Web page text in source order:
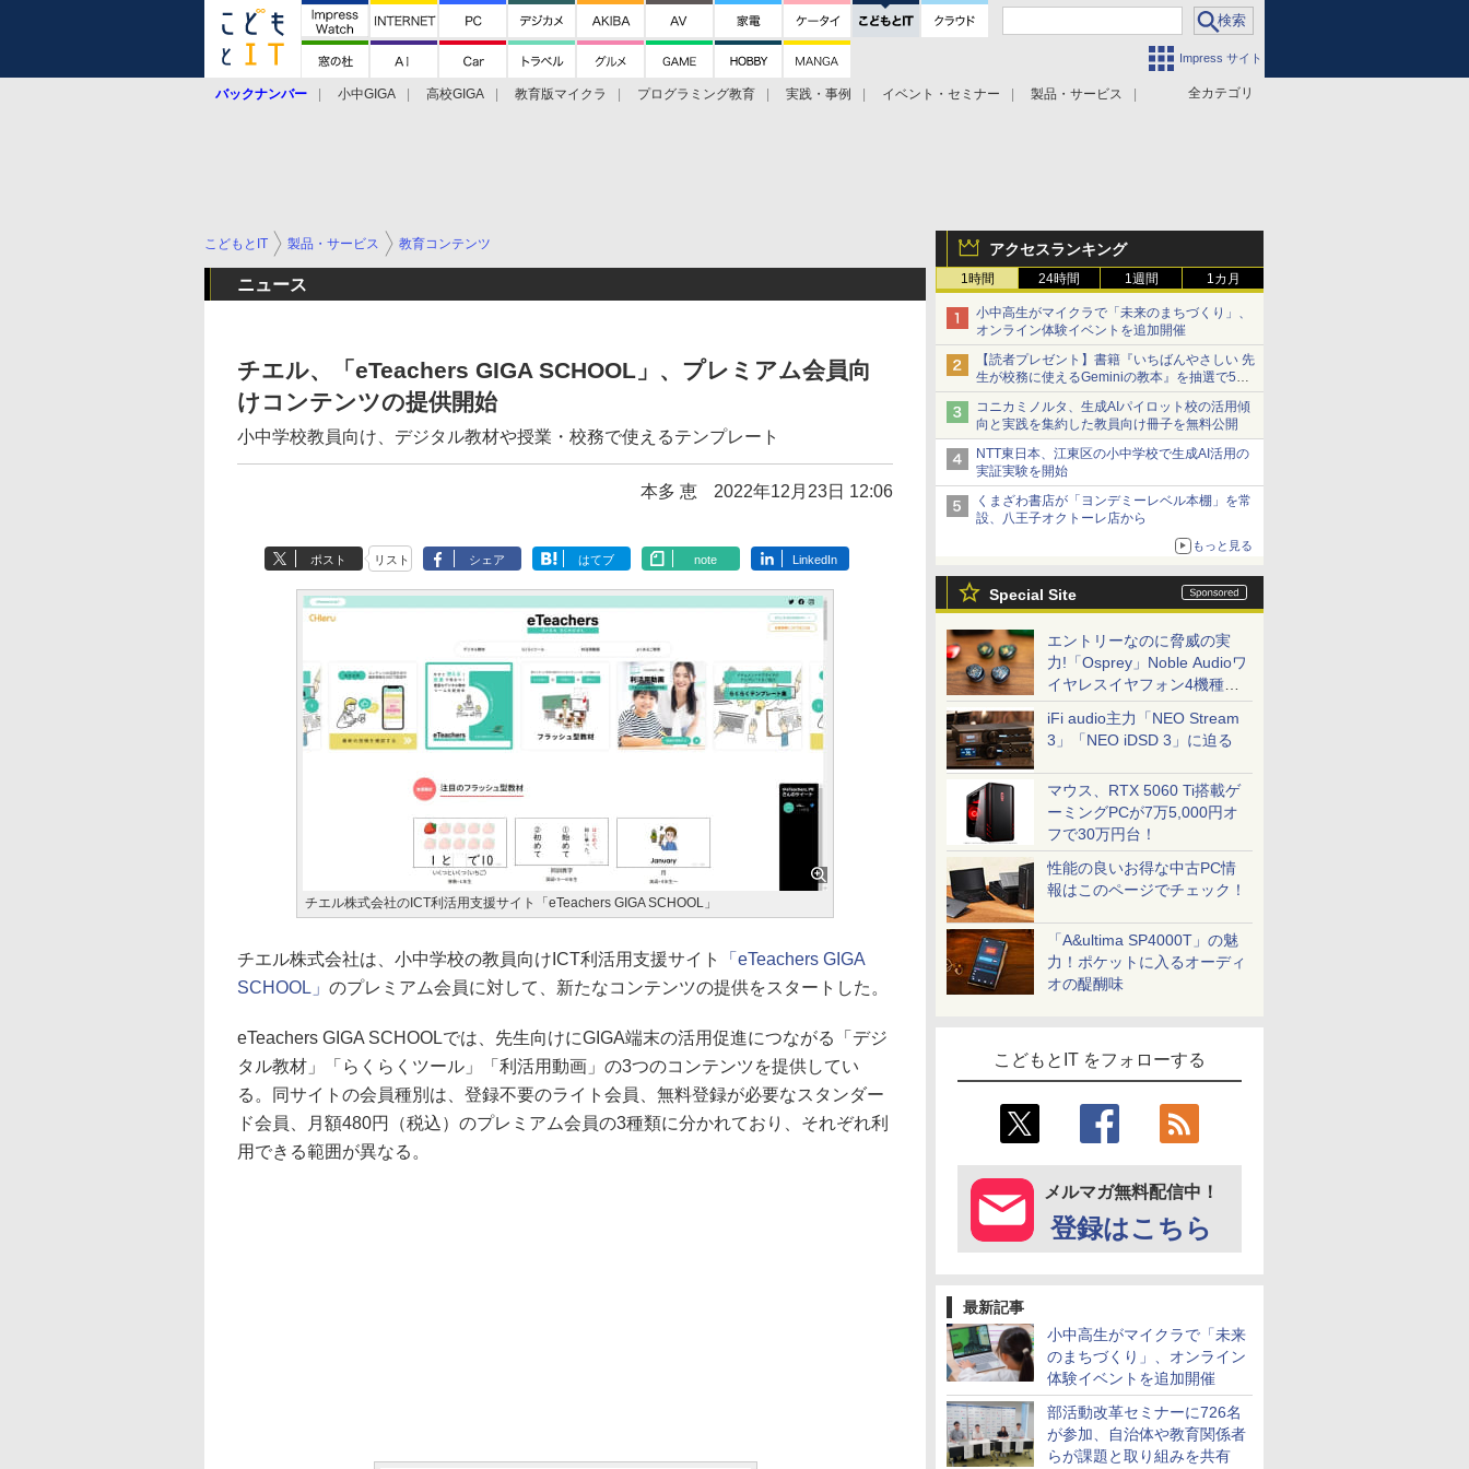
Impress サイト
全カテゴリ
バックナンバー 小中GIGA 高校GIGA 教育版マイクラ プログラミング教育 実践・事例 イベント・セミナー 製品・サービス
アクセスランキング
1時間 24時間 1週間 1カ月
小中高生がマイクラで「未来のまちづくり」、
オンライン体験イベントを追加開催
【読者プレゼント】書籍『いちばんやさしい 先
生が校務に使えるGeminiの教本』を抽選で5名
様にプレゼント ――応募締切は2026年8月12
日（水）まで
コニカミノルタ、生成AIパイロット校の活用傾
向と実践を集約した教員向け冊子を無料公開
NTT東日本、江東区の小中学校で生成AI活用の
実証実験を開始
くまざわ書店が「ヨンデミーレベル本棚」を常
設、八王子オクトーレ店から
もっと見る
Special Site
エントリーなのに脅威の実
力!「Osprey」Noble Audioワ
イヤレスイヤフォン4機種を
一気に聴く
iFi audio主力「NEO Stream
3」「NEO iDSD 3」に迫る
マウス、RTX 5060 Ti搭載ゲ
ーミングPCが7万5,000円オ
フで30万円台！
性能の良いお得な中古PC情
報はこのページでチェック！
「A&ultima SP4000T」の魅
力！ポケットに入るオーディ
オの醍醐味
こどもとIT をフォローする
メルマガ無料配信中！
登録はこちら
最新記事
小中高生がマイクラで「未来
のまちづくり」、オンライン
体験イベントを追加開催
部活動改革セミナーに726名
が参加、自治体や教育関係者
らが課題と取り組みを共有
こどもとIT 製品・サービス 教育コンテンツ
ニュース
チエル、「eTeachers GIGA SCHOOL」、プレミアム会員向
けコンテンツの提供開始
小中学校教員向け、デジタル教材や授業・校務で使えるテンプレート
本多 恵 2022年12月23日 12:06
ポスト リスト シェア はてブ note LinkedIn
チエル株式会社のICT利活用支援サイト「eTeachers GIGA SCHOOL」
チエル株式会社は、小中学校の教員向けICT利活用支援サイト
「eTeachers GIGA
SCHOOL」 のプレミアム会員に対して、新たなコンテンツの提供をスタートした。
eTeachers GIGA SCHOOLでは、先生向けにGIGA端末の活用促進につながる「デジ
タル教材」「らくらくツール」「利活用動画」の3つのコンテンツを提供してい
る。同サイトの会員種別は、登録不要のライト会員、無料登録が必要なスタンダー
ド会員、月額480円（税込）のプレミアム会員の3種類に分かれており、それぞれ利
用できる範囲が異なる。